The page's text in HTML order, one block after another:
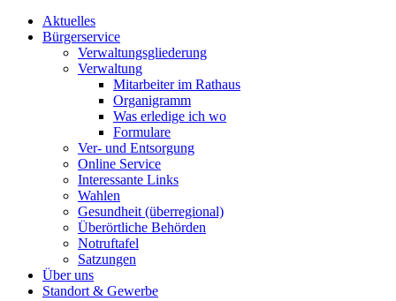
Aktuelles
Bürgerservice
Verwaltungsgliederung
Verwaltung
Mitarbeiter im Rathaus
Organigramm
Was erledige ich wo
Formulare
Ver- und Entsorgung
Online Service
Interessante Links
Wahlen
Gesundheit (überregional)
Überörtliche Behörden
Notruftafel
Satzungen
Über uns
Standort & Gewerbe